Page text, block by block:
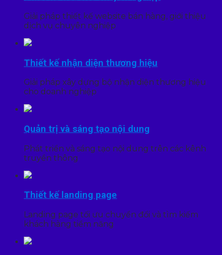
Giải pháp thiết kế website bán hàng, giới thiệu
dịch vụ chuyên nghiệp
Thiết kế nhận diện thương hiệu
Giải pháp xây dựng bộ nhận diện thương hiệu
cho doanh nghiệp
Quản trị và sáng tạo nội dung
Phát triển và sáng tạo nội dung trên các kênh
truyền thông
Thiết kế landing page
Landing page tối ưu chuyển đổi và tìm kiếm
khách hàng tiềm năng